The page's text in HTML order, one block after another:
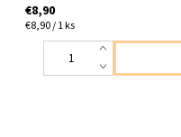
€8,90
€8,90 / 1 ks